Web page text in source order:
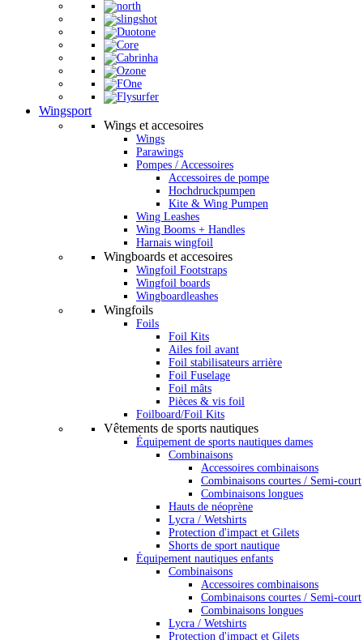
Wingsport
Wings et accesoires
Wings
Parawings
Pompes / Accessoires
Accessoires de pompe
Hochdruckpumpen
Kite & Wing Pumpen
Wing Leashes
Wing Booms + Handles
Harnais wingfoil
Wingboards et accesoires
Wingfoil Footstraps
Wingfoil boards
Wingboardleashes
Wingfoils
Foils
Foil Kits
Ailes foil avant
Foil stabilisateurs arrière
Foil Fuselage
Foil mâts
Pièces & vis foil
Foilboard/Foil Kits
Vêtements de sports nautiques
Équipement de sports nautiques dames
Combinaisons
Accessoires combinaisons
Combinaisons courtes / Semi-court
Combinaisons longues
Hauts de néoprène
Lycra / Wetshirts
Protection d'impact et Gilets
Shorts de sport nautique
Équipement nautiques enfants
Combinaisons
Accessoires combinaisons
Combinaisons courtes / Semi-court
Combinaisons longues
Lycra / Wetshirts
Protection d'impact et Gilets